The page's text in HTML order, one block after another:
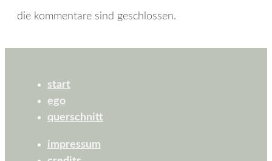
die kommentare sind geschlossen.
start
ego
querschnitt
impressum